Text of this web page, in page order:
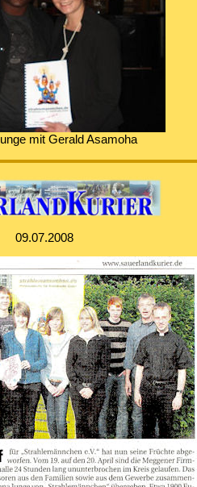
mit Gerald Asamoha
09.07.2008